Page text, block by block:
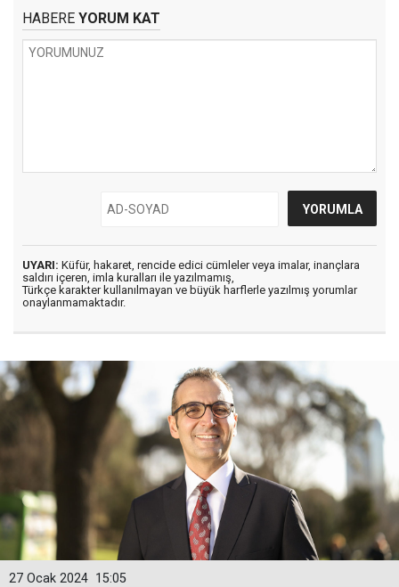
HABERE YORUM KAT
UYARI: Küfür, hakaret, rencide edici cümleler veya imalar, inançlara
saldırı içeren, imla kuralları ile yazılmamış,
Türkçe karakter kullanılmayan ve büyük harflerle yazılmış yorumlar
onaylanmamaktadır.
15:05
27 Ocak 2024